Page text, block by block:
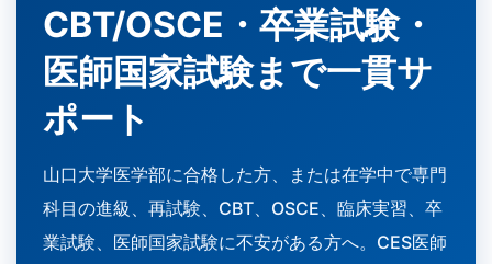
CBT/OSCE・卒業試験・
医師国家試験まで一貫サ
ポート
山口大学医学部に合格した方、または在学中で専門
科目の進級、再試験、CBT、OSCE、臨床実習、卒
業試験、医師国家試験に不安がある方へ。CES医師